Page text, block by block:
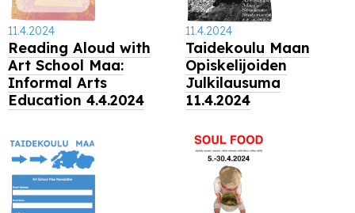
11.4.2024
Reading Aloud with
Art School Maa:
Informal Arts
Education 4.4.2024
11.4.2024
Taidekoulu Maan
Opiskelijoiden
Julkilausuma
11.4.2024